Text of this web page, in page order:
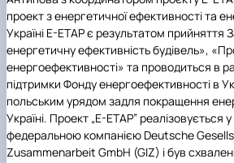
Навчальні та
"Теплоенергетика"
Вибіркові
проект з енергетичної ефективності та
Україні Е-ЕТАР є результатом прийняття
енергетичну ефективність будівель»,
енергоефективності» та проводиться в
підтримки Фонду енергоефективності в
польським урядом задля покращення
Україні. Проект „E-ETAP” реалізовується
федеральною компанією Deutsche
Zusammenarbeit GmbH (GIZ) i був